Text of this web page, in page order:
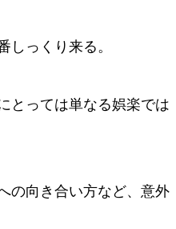
しっくり来る。
とっては単なる娯楽では
の向き合い方など、意外